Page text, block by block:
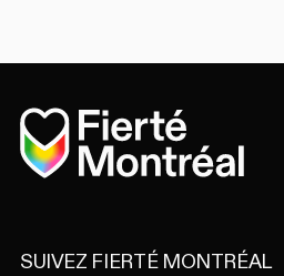
Accueil
SUIVEZ FIERTÉ MONTRÉAL